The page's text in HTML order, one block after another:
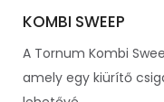
KOMBI SWEEP
A Tornum Kombi
amely egy kiürítő